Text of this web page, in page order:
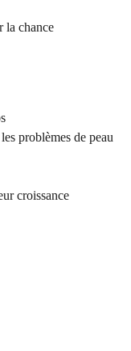
la chance
problèmes de peau
croissance